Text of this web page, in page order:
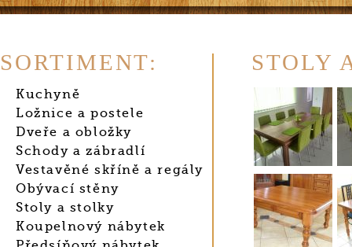
SORTIMENT:
Kuchyně
Ložnice a postele
Dveře a obložky
Schody a zábradlí
Vestavěné skříně a regály
Obývací stěny
Stoly a stolky
Koupelnový nábytek
STOLY